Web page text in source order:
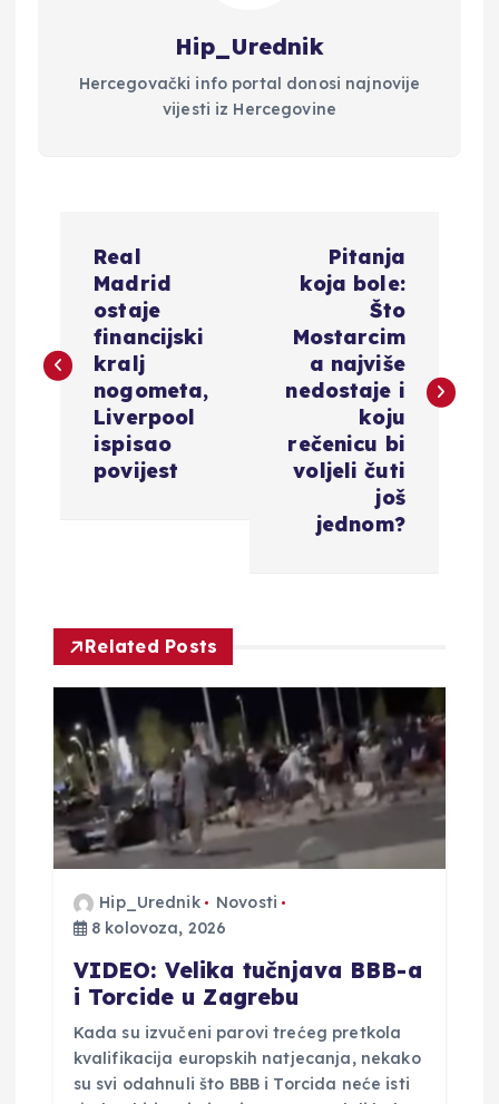
Hip_Urednik
Hercegovački info portal donosi najnovije
vijesti iz Hercegovine
v
a
o
b
Real
Madrid
ostaje
financijski
kralj
nogometa,
Liverpool
ispisao
povijest
Pitanja
koja bole:
Što
Mostarcim
a najviše
nedostaje i
koju
rečenicu bi
voljeli čuti
još
jednom?
Related Posts
Hip_Urednik
Novosti
8 kolovoza, 2026
VIDEO: Velika tučnjava BBB-a
i Torcide u Zagrebu
Kada su izvučeni parovi trećeg pretkola
kvalifikacija europskih natjecanja, nekako
su svi odahnuli što BBB i Torcida neće isti